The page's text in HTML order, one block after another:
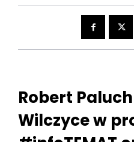
Robert
Wilczyce w